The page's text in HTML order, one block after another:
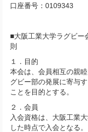
口座番号：0109343
■大阪工業大学ラグビー
則
１．目的
本会は、会員相互の親
グビー部の発展に寄与す
ことを目的とする。
２．会員
入会資格は、大阪工業
した時点で入会となる。